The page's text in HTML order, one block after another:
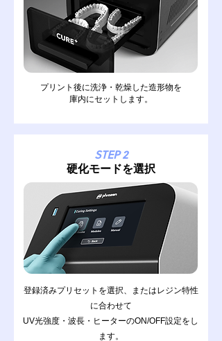
プリント後に洗浄・乾燥した造形物を
庫内にセットします。
STEP 2
硬化モードを選択
登録済みプリセットを選択、またはレジン特性
に合わせて
UV光強度・波長・ヒーターのON/OFF設定をし
ます。